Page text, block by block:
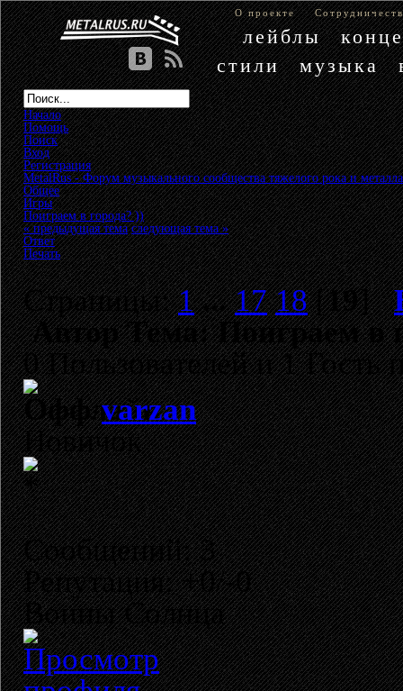
О проекте
лейблы
стили
музыка
Начало
Помощь
Поиск
Вход
Регистрация
MetalRus - Форум музыкального сообщества тяжелого рока и металла
Общее»
Игры»
Поиграем в города? ))
« предыдущая тема следующая тема »
Ответ
Печать
Страницы:1 ...17 18[19]
АвторТема: Поиграем в
0 Пользователей и 1 Гость
varzan
Новичок
Сообщений: 3
Репутация: +0/-0
Воины Солнца